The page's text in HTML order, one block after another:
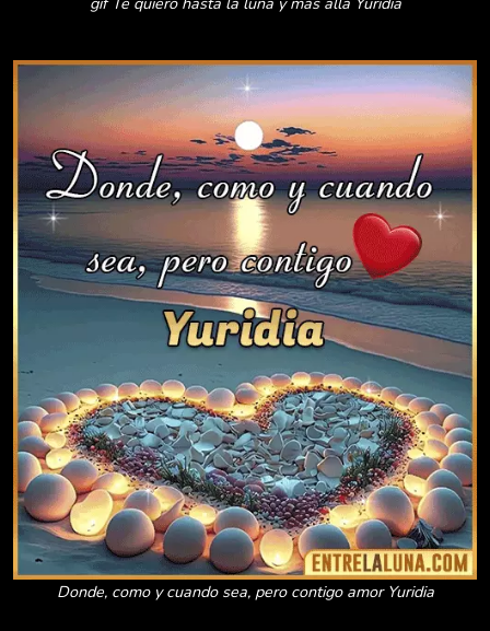
Donde, como y cuando sea, pero contigo amor Yuridia